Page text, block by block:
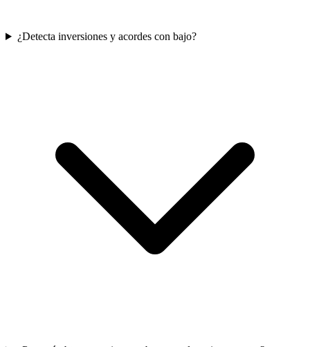
¿Detecta inversiones y acordes con bajo?